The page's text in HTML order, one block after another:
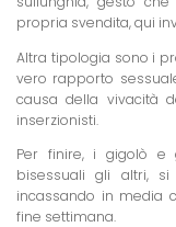
propria svendita, qui
Altra tipologia sono i
vero rapporto
causa della vivacità
inserzionisti.
Per finire, i gigolò e
bisessuali gli altri,
incassando in media
fine settimana.